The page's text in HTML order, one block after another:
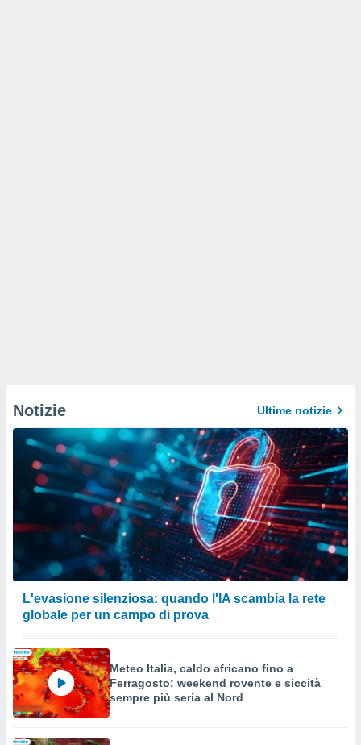
Notizie Ultime notizie
L'evasione silenziosa: quando l'IA scambia la rete
globale per un campo di prova
Meteo Italia, caldo africano fino a
Ferragosto: weekend rovente e siccità
sempre più seria al Nord